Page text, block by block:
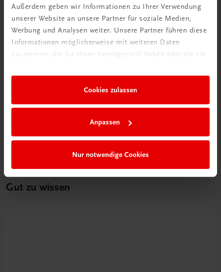
Außerdem geben wir Informationen zu Ihrer Verwendung
unserer Website an unsere Partner für soziale Medien,
Werbung und Analysen weiter. Unsere Partner führen diese
Informationen möglicherweise mit weiteren Daten
zusammen, die Sie ihnen bereitgestellt haben oder die sie
Cookies zulassen
Anpassen
Nur notwendige Cookies
Neuer Lehrplan
Musterbände bestellen
Gut zu wissen